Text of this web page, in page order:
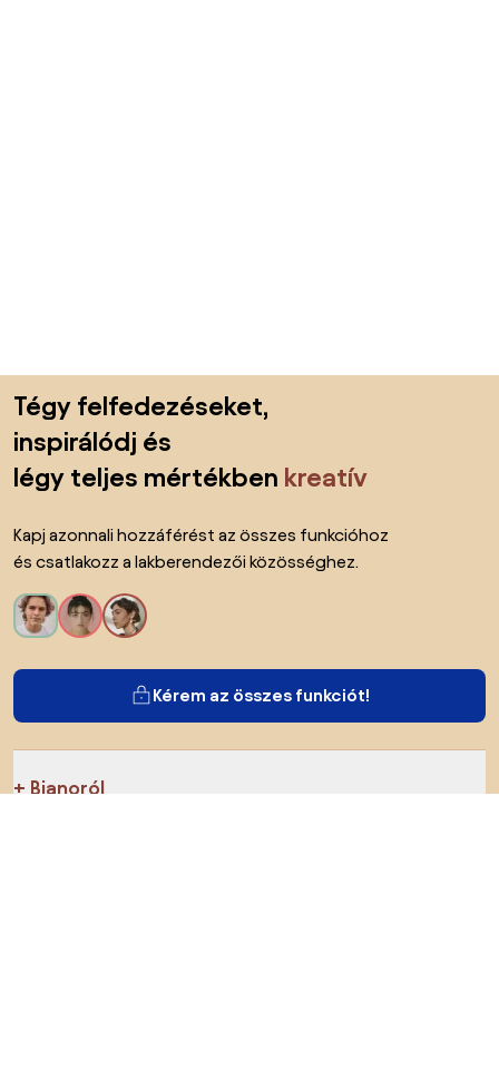
Tégy felfedezéseket,
inspirálódj és
légy teljes mértékben kreatív
Kapj azonnali hozzáférést az összes funkcióhoz
és csatlakozz a lakberendezői közösséghez.
Kérem az összes funkciót!
Bianoról